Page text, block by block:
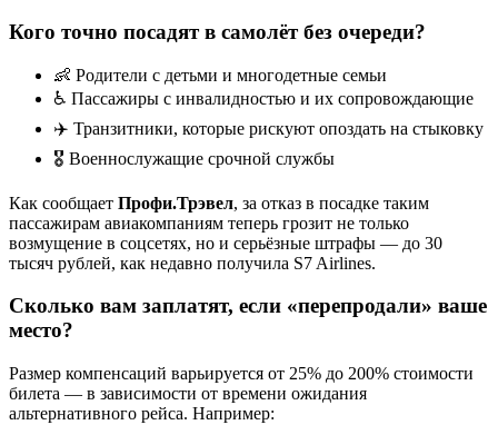
Кого точно посадят в самолёт без очереди?
👶 Родители с детьми и многодетные семьи
♿ Пассажиры с инвалидностью и их сопровождающие
✈️ Транзитники, которые рискуют опоздать на стыковку
🎖️ Военнослужащие срочной службы
Как сообщает Профи.Трэвел, за отказ в посадке таким
пассажирам авиакомпаниям теперь грозит не только
возмущение в соцсетях, но и серьёзные штрафы — до 30
тысяч рублей, как недавно получила S7 Airlines.
Сколько вам заплатят, если «перепродали» ваше
место?
Размер компенсаций варьируется от 25% до 200% стоимости
билета — в зависимости от времени ожидания
альтернативного рейса. Например: